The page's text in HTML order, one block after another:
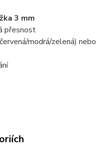
3 mm
přesnost
modrá/zelená) nebo